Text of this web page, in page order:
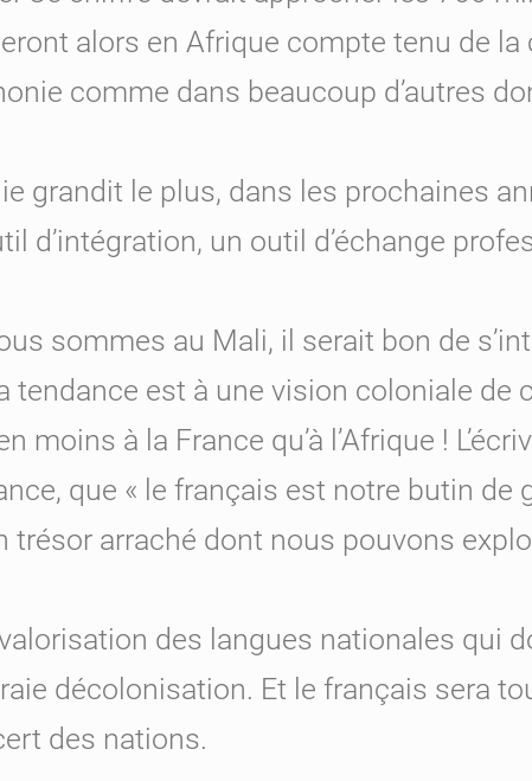
alors en Afrique compte tenu de la
comme dans beaucoup d’autres
grandit le plus, dans les prochaines
d’intégration, un outil d’échange
sommes au Mali, il serait bon de
tendance est à une vision coloniale de
moins à la France qu’à l’Afrique !
que « le français est notre butin de
trésor arraché dont nous pouvons
des langues nationales qui
décolonisation. Et le français sera
des nations.